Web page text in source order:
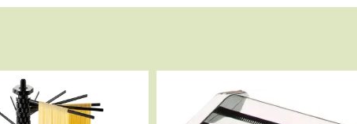
sowie klassische Nudelrezepte.